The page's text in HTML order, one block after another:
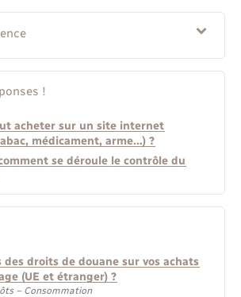
!
acheter sur un site internet
médicament, arme…) ?
se déroule le contrôle du
des droits de douane sur vos achats
(UE et étranger) ?
– Consommation